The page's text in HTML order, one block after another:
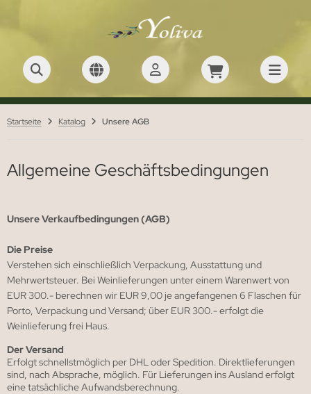
Startseite Katalog Unsere AGB
Allgemeine Geschäftsbedingungen
Unsere Verkaufbedingungen (AGB)
Die Preise
Verstehen sich einschließlich Verpackung, Ausstattung und
Mehrwertsteuer. Bei Weinlieferungen unter einem Warenwert von
EUR 300.- berechnen wir EUR 9,00 je angefangenen 6 Flaschen für
Porto, Verpackung und Versand; über EUR 300.- erfolgt die
Weinlieferung frei Haus.
Der Versand
Erfolgt schnellstmöglich per DHL oder Spedition. Direktlieferungen
sind, nach Absprache, möglich. Für Lieferungen ins Ausland erfolgt
eine tatsächliche Aufwandsberechnung.